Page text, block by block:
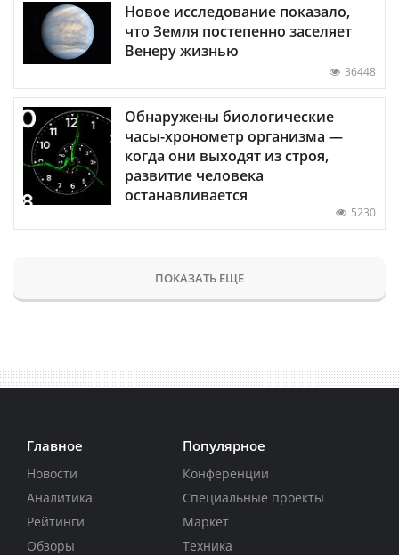
Новое исследование показало,
что Земля постепенно заселяет
Венеру жизнью
36448
Обнаружены биологические
часы-хронометр организма —
когда они выходят из строя,
развитие человека
останавливается
5230
ПОКАЗАТЬ ЕЩЕ
Главное
Новости
Аналитика
Рейтинги
Обзоры
Популярное
Конференции
Специальные проекты
Маркет
Техника